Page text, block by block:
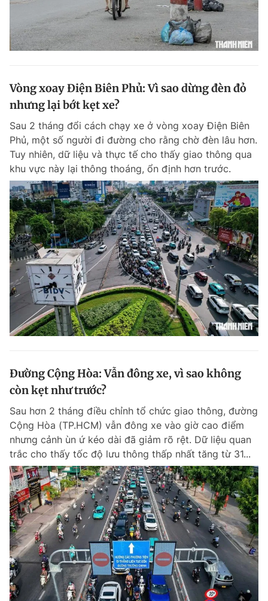
Vòng xoay Điện Biên Phủ: Vì sao dừng đèn đỏ
nhưng lại bớt kẹt xe?
Sau 2 tháng đổi cách chạy xe ở vòng xoay Điện Biên
Phủ, một số người đi đường cho rằng chờ đèn lâu hơn.
Tuy nhiên, dữ liệu và thực tế cho thấy giao thông qua
khu vực này lại thông thoáng, ổn định hơn trước.
Đường Cộng Hòa: Vẫn đông xe, vì sao không
còn kẹt như trước?
Sau hơn 2 tháng điều chỉnh tổ chức giao thông, đường
Cộng Hòa (TP.HCM) vẫn đông xe vào giờ cao điểm
nhưng cảnh ùn ứ kéo dài đã giảm rõ rệt. Dữ liệu quan
trắc cho thấy tốc độ lưu thông thấp nhất tăng từ 31...